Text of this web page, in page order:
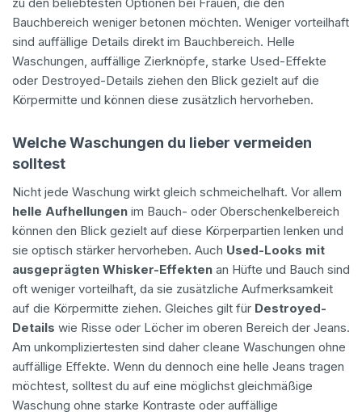
zu den beliebtesten Optionen bei Frauen, die den
Bauchbereich weniger betonen möchten. Weniger vorteilhaft
sind auffällige Details direkt im Bauchbereich. Helle
Waschungen, auffällige Zierknöpfe, starke Used-Effekte
oder Destroyed-Details ziehen den Blick gezielt auf die
Körpermitte und können diese zusätzlich hervorheben.
Welche Waschungen du lieber vermeiden
solltest
Nicht jede Waschung wirkt gleich schmeichelhaft. Vor allem
helle Aufhellungen im Bauch- oder Oberschenkelbereich
können den Blick gezielt auf diese Körperpartien lenken und
sie optisch stärker hervorheben. Auch Used-Looks mit
ausgeprägten Whisker-Effekten an Hüfte und Bauch sind
oft weniger vorteilhaft, da sie zusätzliche Aufmerksamkeit
auf die Körpermitte ziehen. Gleiches gilt für Destroyed-
Details wie Risse oder Löcher im oberen Bereich der Jeans.
Am unkompliziertesten sind daher cleane Waschungen ohne
auffällige Effekte. Wenn du dennoch eine helle Jeans tragen
möchtest, solltest du auf eine möglichst gleichmäßige
Waschung ohne starke Kontraste oder auffällige